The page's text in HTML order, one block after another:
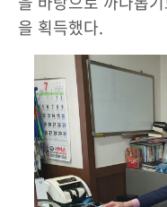
을 획득했다.